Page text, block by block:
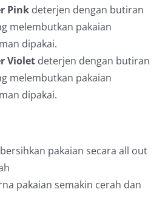
Pinkdeterjen dengan butiran
melembutkan pakaian
dipakai.
Violetdeterjen dengan butiran
melembutkan pakaian
dipakai.
pakaian secara all out
pakaian semakin cerah dan